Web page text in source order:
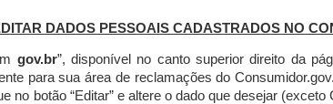
DADOS PESSOAIS CADASTRADOS NO
gov.br”, disponível no canto superior direito da
para sua área de reclamações do
no botão “Editar” e altere o dado que desejar